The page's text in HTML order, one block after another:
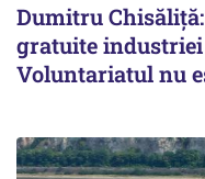
Dumitru
gratuite
Voluntariatul nu